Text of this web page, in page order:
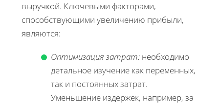
выручкой. Ключевыми факторами,
способствующими увеличению прибыли,
являются:
Оптимизация затрат: необходимо
детальное изучение как переменных,
так и постоянных затрат.
Уменьшение издержек, например, за